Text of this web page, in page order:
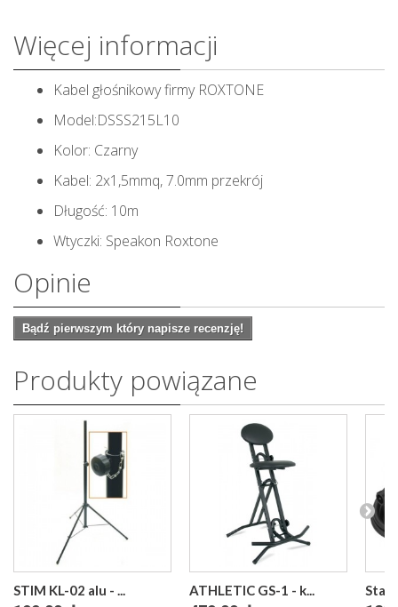
Więcej informacji
Kabel głośnikowy firmy ROXTONE
Model:DSSS215L10
Kolor: Czarny
Kabel: 2x1,5mmq, 7.0mm przekrój
Długość: 10m
Wtyczki: Speakon Roxtone
Opinie
Bądź pierwszym który napisze recenzję!
Produkty powiązane
STIM KL-02 alu - ... ATHLETIC GS-1 - k...